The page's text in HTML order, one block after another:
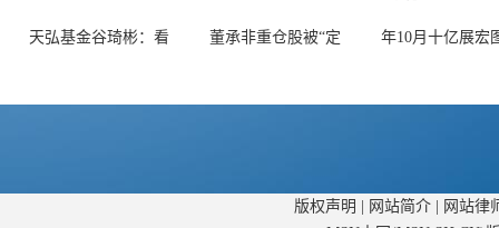
天弘基金谷琦彬：看 董承非重仓股被“定 年10月十亿展宏
版权声明 网站简介|
网站律